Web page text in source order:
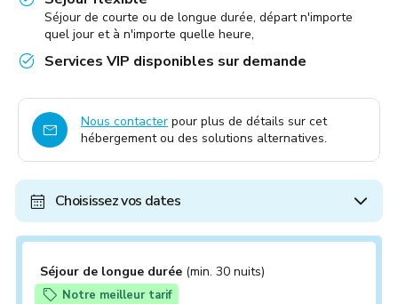
Séjour de courte ou de longue durée, départ n'importe
quel jour et à n'importe quelle heure,
Services VIP disponibles sur demande
Nous contacter pour plus de détails sur cet
hébergement ou des solutions alternatives.
Choisissez vos dates
Séjour de longue durée (min. 30 nuits)
Notre meilleur tarif